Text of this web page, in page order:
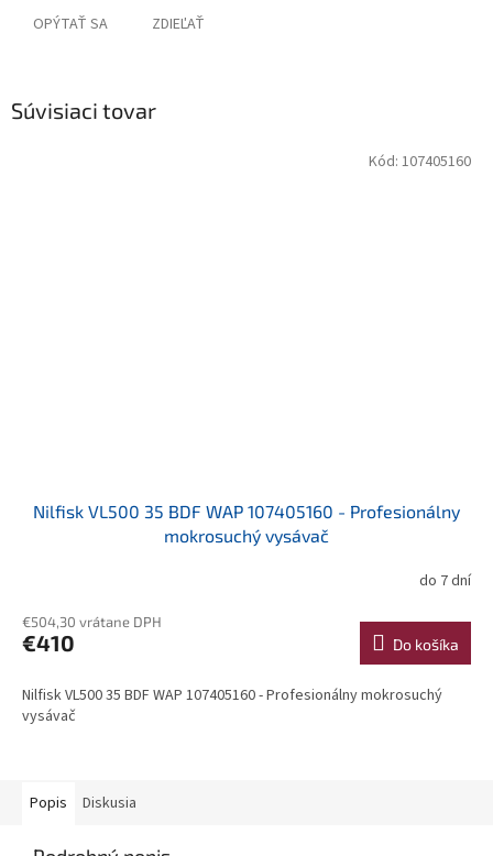
OPÝTAŤ SA ZDIEĽAŤ
Súvisiaci tovar
Nilfisk VL500 35 BDF WAP 107405160 - Profesionálny
mokrosuchý vysávač
do 7 dní
€504,30 vrátane DPH
€410 Do košíka
Nilfisk VL500 35 BDF WAP 107405160 - Profesionálny mokrosuchý
vysávač
Kód: 107405160
Popis Diskusia